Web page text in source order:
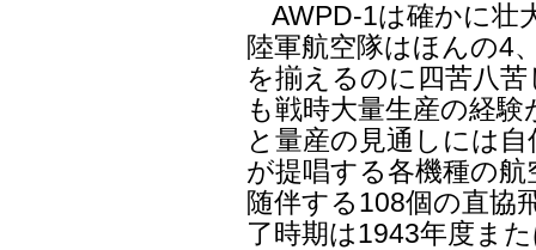
AWPD-1は確かに壮
陸軍航空隊はほんの4
を揃えるのに四苦八
も戦時大量生産の経
と量産の見通しには
が提唱する各機種の
随伴する108個の直協
了時期は1943年度ま